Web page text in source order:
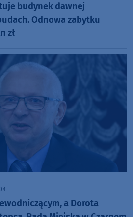
budynek dawnej
Odnowa zabytku
zł
a Dorota